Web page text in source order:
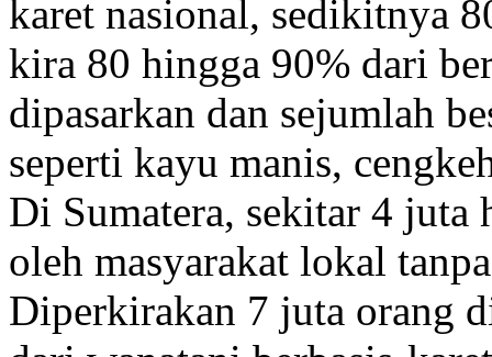
karet nasional, sedikitnya
kira 80 hingga 90% dari
dipasarkan dan sejumlah
seperti kayu manis,
Di Sumatera, sekitar 4 juta
oleh masyarakat lokal
Diperkirakan 7 juta orang